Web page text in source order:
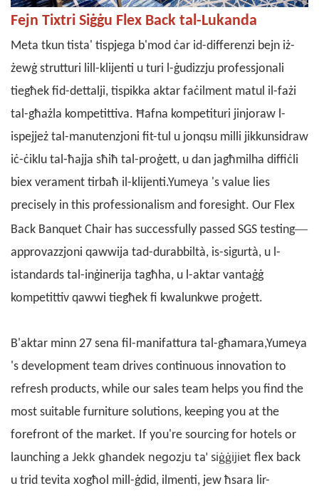
Fejn Tixtri Siġġu Flex Back tal-Lukanda
Meta tkun tista' tispjega b'mod ċar id-differenzi bejn iż-
żewġ strutturi lill-klijenti u turi l-ġudizzju professjonali
tiegħek fid-dettalji, tispikka aktar faċilment matul il-fażi
tal-għażla kompetittiva. Ħafna kompetituri jinjoraw l-
ispejjeż tal-manutenzjoni fit-tul u jonqsu milli jikkunsidraw
iċ-ċiklu tal-ħajja sħiħ tal-proġett, u dan jagħmilha diffiċli
biex verament tirbaħ il-klijenti.Yumeya 's value lies
precisely in this professionalism and foresight. Our Flex
Back Banquet Chair has successfully passed SGS testing—
approvazzjoni qawwija tad-durabbiltà, is-sigurtà, u l-
istandards tal-inġinerija tagħha, u l-aktar vantaġġ
kompetittiv qawwi tiegħek fi kwalunkwe proġett.
B'aktar minn 27 sena fil-manifattura tal-għamara,Yumeya
's development team drives continuous innovation to
refresh products, while our sales team helps you find the
most suitable furniture solutions, keeping you at the
forefront of the market. If you're sourcing for hotels or
launching a Jekk għandek negozju ta' siġġijiet flex back
u trid tevita xogħol mill-ġdid, ilmenti, jew ħsara lir-